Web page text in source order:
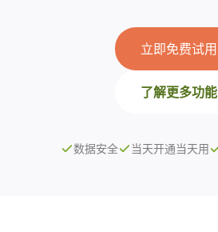
立即免费试用
了解更多功能
数据安全 当天开通当天用